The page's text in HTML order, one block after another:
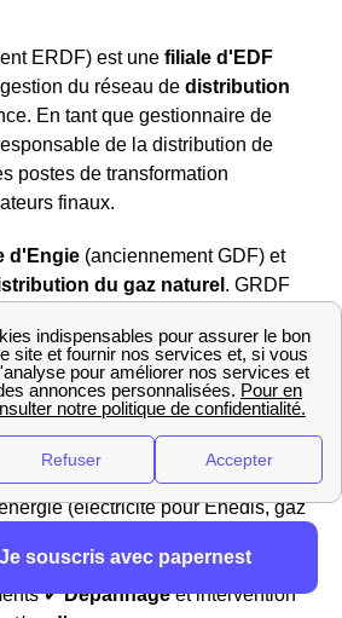
ERDF) est une filiale d'EDF
du réseau de distribution
En tant que gestionnaire de
de la distribution de
postes de transformation
finaux.
d'Engie (anciennement GDF) et
du gaz naturel . GRDF
des transporteurs jusqu'aux
tâches qu'ils accomplissent
:
(électricité pour Enedis, gaz
relève, etc.) ✔ Raccordement
✔Dépannageet intervention
Je souscris avec papernest